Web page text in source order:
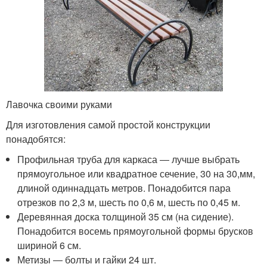
Лавочка своими руками
Для изготовления самой простой конструкции
понадобятся:
Профильная труба для каркаса ― лучше выбрать
прямоугольное или квадратное сечение, 30 на 30,мм,
длиной одиннадцать метров. Понадобится пара
отрезков по 2,3 м, шесть по 0,6 м, шесть по 0,45 м.
Деревянная доска толщиной 35 см (на сидение).
Понадобится восемь прямоугольной формы брусков
шириной 6 см.
Метизы ― болты и гайки 24 шт.